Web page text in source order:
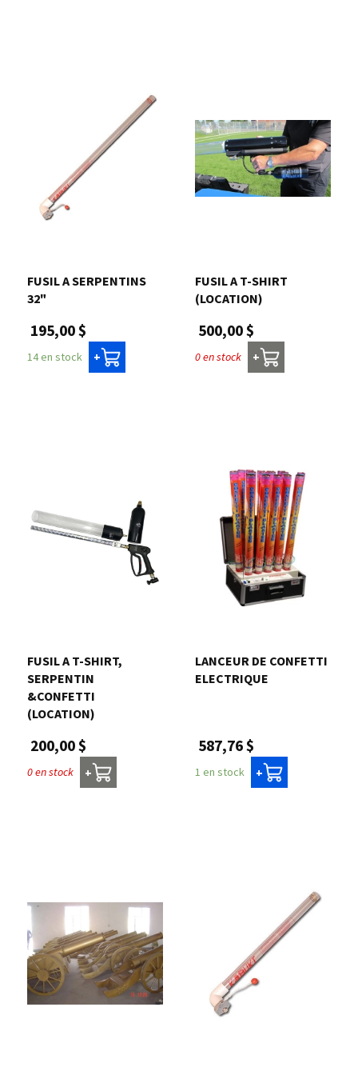
FUSIL A SERPENTINS
32"
195,00 $
14 en stock +
FUSIL A T-SHIRT
(LOCATION)
500,00 $
0 en stock +
FUSIL A T-SHIRT,
SERPENTIN
&CONFETTI
(LOCATION)
200,00 $
0 en stock +
LANCEUR DE CONFETTI
ELECTRIQUE
587,76 $
1 en stock +